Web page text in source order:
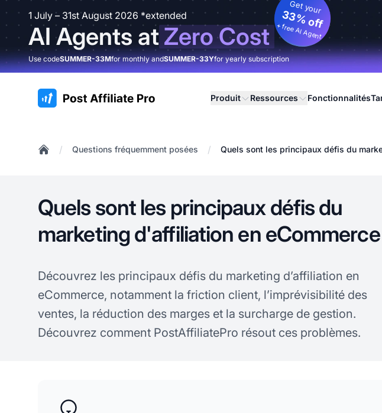
1 July – 31st August 2026 *extended
AI Agents atZero Cost
Get your
33% off
+ free AI Agent
Use codeSUMMER-33Mfor monthly andSUMMER-33Yfor yearly subscription
:site.title Produit Ressources Fonctionnalités
/ Questions fréquemment posées / Quels sont les principaux défis du
Quels sont les principaux défis du
marketing d'affiliation en
Découvrez les principaux défis du marketing d’affiliation en
eCommerce, notamment la friction client, l’imprévisibilité des
ventes, la réduction des marges et la surcharge de gestion.
Découvrez comment PostAffiliatePro résout ces problèmes.